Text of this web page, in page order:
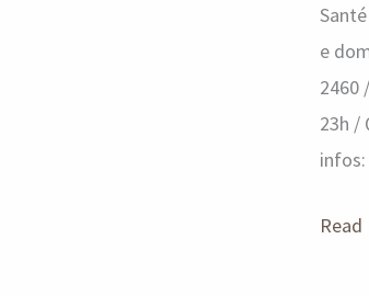
e
2460
23h /
Read